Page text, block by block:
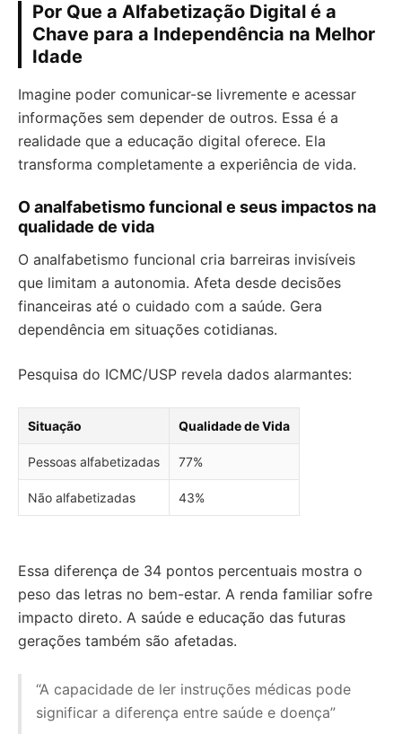
Por Que a Alfabetização Digital é a
Chave para a Independência na Melhor
Idade
Imagine poder comunicar-se livremente e acessar
informações sem depender de outros. Essa é a
realidade que a educação digital oferece. Ela
transforma completamente a experiência de vida.
O analfabetismo funcional e seus impactos na
qualidade de vida
O analfabetismo funcional cria barreiras invisíveis
que limitam a autonomia. Afeta desde decisões
financeiras até o cuidado com a saúde. Gera
dependência em situações cotidianas.
Pesquisa do ICMC/USP revela dados alarmantes:
Situação Qualidade de Vida
Pessoas alfabetizadas 77%
Não alfabetizadas 43%
Essa diferença de 34 pontos percentuais mostra o
peso das letras no bem-estar. A renda familiar sofre
impacto direto. A saúde e educação das futuras
gerações também são afetadas.
“A capacidade de ler instruções médicas pode
significar a diferença entre saúde e doença”